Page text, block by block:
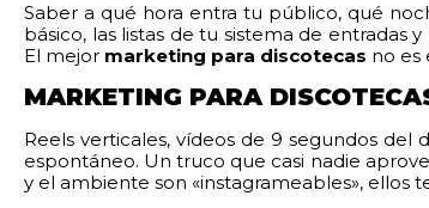
Saber a qué hora entra tu público, qué
básico, las listas de tu sistema de entradas
El mejor marketing para discotecas no es
MARKETING PARA
Reels verticales, vídeos de 9 segundos
espontáneo. Un truco que casi nadie
y el ambiente son «instagrameables», ellos